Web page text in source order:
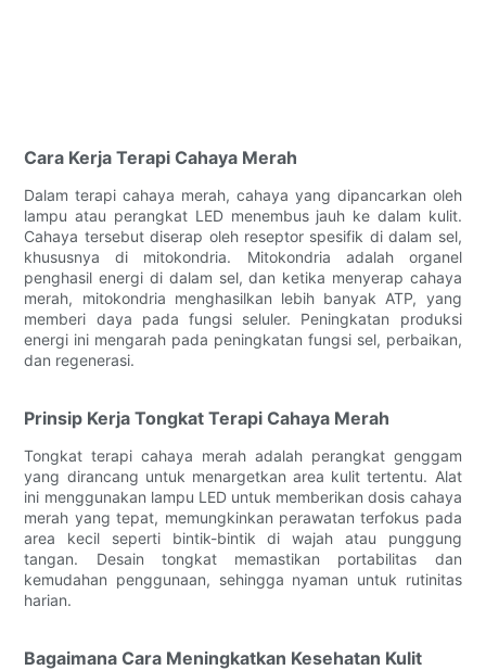
Cara Kerja Terapi Cahaya Merah
Dalam terapi cahaya merah, cahaya yang dipancarkan oleh
lampu atau perangkat LED menembus jauh ke dalam kulit.
Cahaya tersebut diserap oleh reseptor spesifik di dalam sel,
khususnya di mitokondria. Mitokondria adalah organel
penghasil energi di dalam sel, dan ketika menyerap cahaya
merah, mitokondria menghasilkan lebih banyak ATP, yang
memberi daya pada fungsi seluler. Peningkatan produksi
energi ini mengarah pada peningkatan fungsi sel, perbaikan,
dan regenerasi.
Prinsip Kerja Tongkat Terapi Cahaya Merah
Tongkat terapi cahaya merah adalah perangkat genggam
yang dirancang untuk menargetkan area kulit tertentu. Alat
ini menggunakan lampu LED untuk memberikan dosis cahaya
merah yang tepat, memungkinkan perawatan terfokus pada
area kecil seperti bintik-bintik di wajah atau punggung
tangan. Desain tongkat memastikan portabilitas dan
kemudahan penggunaan, sehingga nyaman untuk rutinitas
harian.
Bagaimana Cara Meningkatkan Kesehatan Kulit